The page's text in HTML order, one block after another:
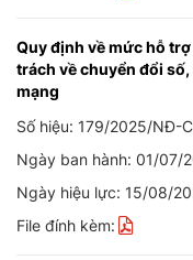
Quy định về mức hỗ
trách về chuyển đổi
mạng
Số hiệu: 179/2025/NĐ-
Ngày ban hành: 01/07/
Ngày hiệu lực: 15/08/
File đính kèm: